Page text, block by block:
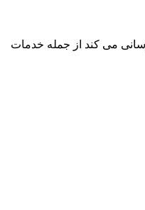
می کند از جمله خدمات